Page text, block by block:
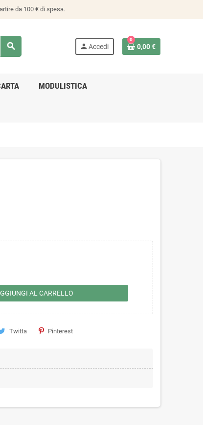
da 100 € di spesa.
search person Accedi
0
0,00 €
MODULISTICA
AL CARRELLO
Twitta Pinterest